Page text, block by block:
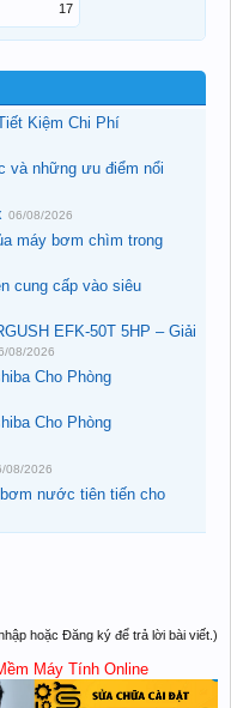
17
Kiệm Chi Phí
và những ưu điểm nổi
06/08/2026
máy bơm chìm trong
cung cấp vào siêu
EFK-50T 5HP – Giải
08/2026
Cho Phòng
Cho Phòng
08/2026
nước tiên tiến cho
hoặc Đăng ký để trả lời bài viết.)
Máy Tính Online